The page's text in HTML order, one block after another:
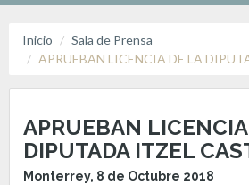
Inicio
Sala de Prensa
APRUEBAN LICENCIA DE LA
APRUEBAN
DIPUTADA ITZEL
Monterrey, 8 de Octubre 2018